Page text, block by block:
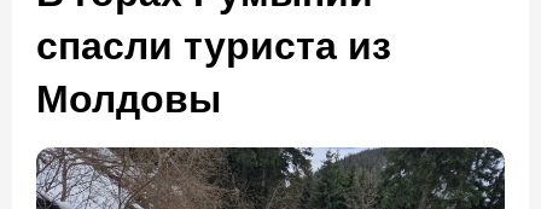
спасли туриста из
Молдовы